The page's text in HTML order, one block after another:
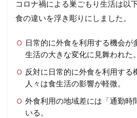
コロナ禍による巣ごもり生活は以
食の違いを浮き彫りにしました。
日常的に外食を利用する機会が
生活の大きな変化に見舞われた。
反対に日常的に外食を利用する
人々は食生活の影響が軽微。
外食利用の地域差には「通勤時
いる。